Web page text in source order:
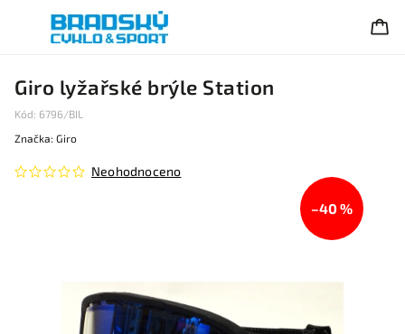
Giro lyžařské brýle Station
Kód: 6796/BIL
Neohodnoceno
Značka: Giro
–40 %